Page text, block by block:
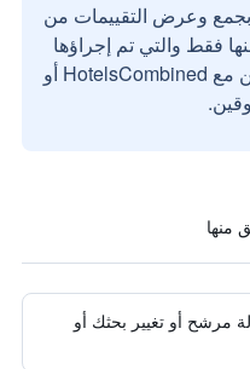
وعرض التقييمات من
فقط والتي تم إجراؤها
بواسطة مستخدمين حقيقيين مع HotelsCombined أو
مرشح أو تغيير بحثك أو